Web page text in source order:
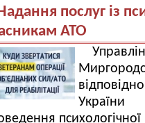
послуг із
АТО
психологічної